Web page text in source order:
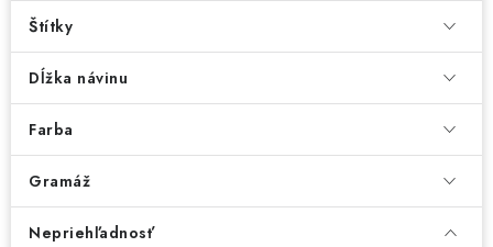
Štítky
Dĺžka návinu
Farba
Gramáž
Nepriehľadnosť